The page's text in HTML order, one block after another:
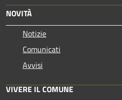
NOVITÀ
Notizie
Comunicati
Avvisi
VIVERE IL COMUNE